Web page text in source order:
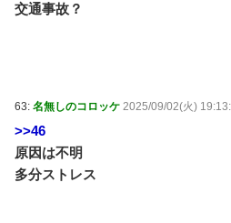
交通事故？
63: 名無しのコロッケ 2025/09/02(火)
>>46
原因は不明
多分ストレス